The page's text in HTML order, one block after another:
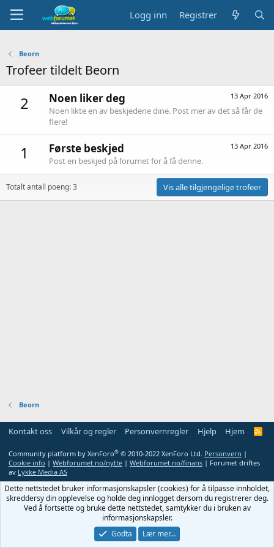
Logg inn Registrer
Beorn
Trofeer tildelt Beorn
2 13 Apr 2016
Noen liker deg
Noen likte en av beskjedene dine. Post mer av det så får de
flere!
1 13 Apr 2016
Første beskjed
Post en beskjed på forumet for å få denne.
Totalt antall poeng: 3 Vis alle tilgjengelige trofeer
Beorn
Kontakt oss Vilkår og regler Personvernregler Hjelp Hjem
R
Community platform by XenForo® © 2010-2022 XenForo Ltd. Personvern |
Cookie info | Webforumet.no/nytte | Webforumet.no/finans | Forumet driftes
av Lykke Media AS
Dette nettstedet bruker informasjonskapsler (cookies) for å tilpasse innholdet,
skreddersy din opplevelse og holde deg innlogget dersom du registrerer deg.
Ved å fortsette og bruke dette nettstedet, samtykker du i bruken av
informasjonskapsler.
Godta
Lær mer…